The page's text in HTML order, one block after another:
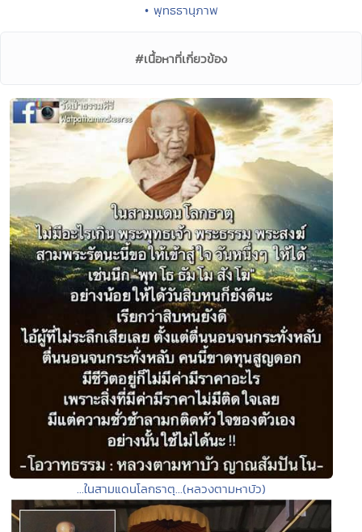
• พุทธธานุภาพ
#เนื้อหาที่เกี่ยวข้อง
...ในสามแดนโลกธาตุ...(หลวงตามหาบัว)